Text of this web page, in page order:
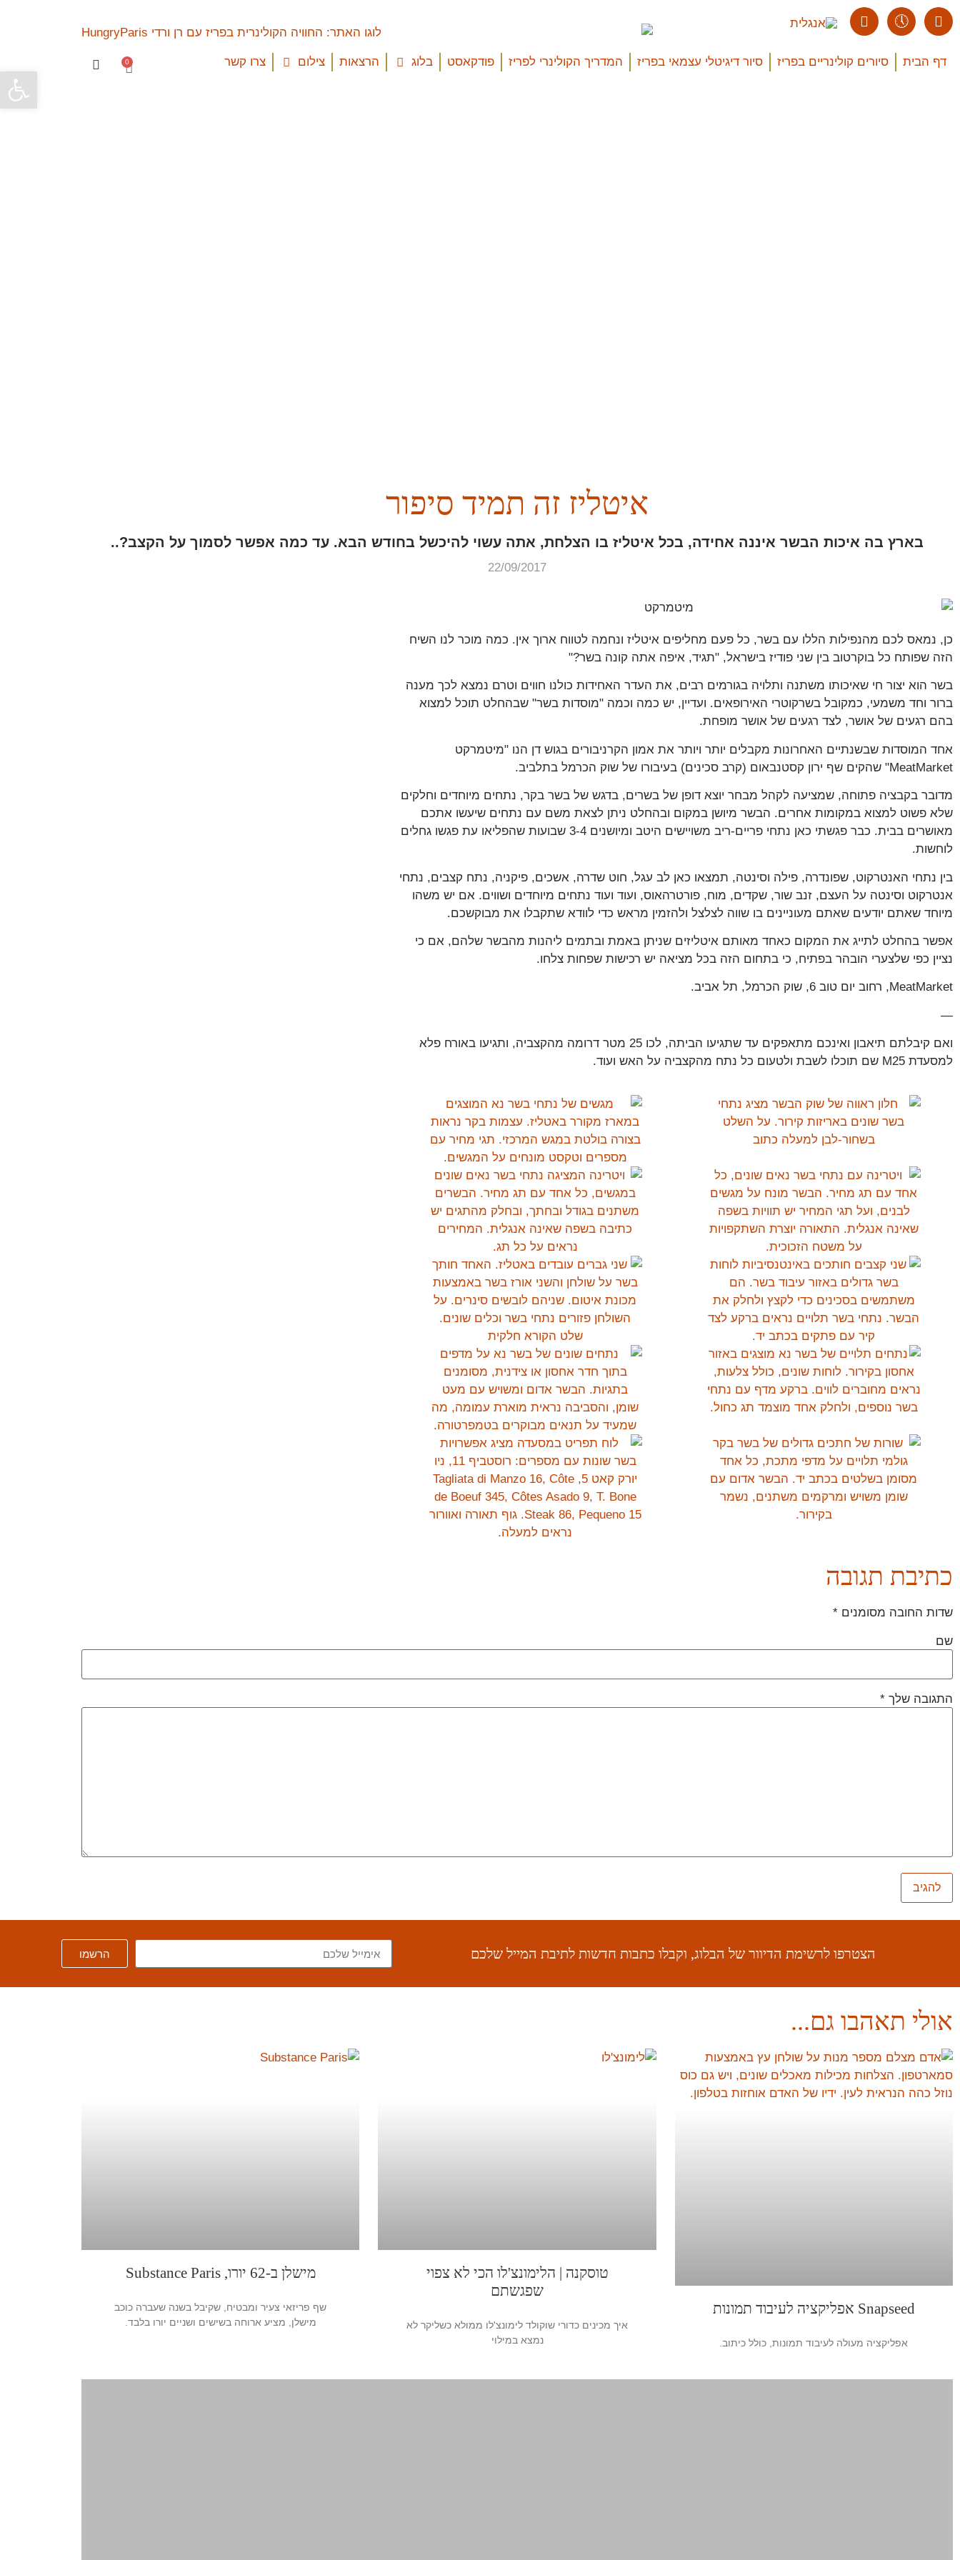
פתח
דף הבית סיורים קולינריים בפריז סיור דיגיטלי עצמאי בפריז המדריך הקולינרי לפריז פודקאסט בלוג הרצאות צילום צרו קשר 0
איטליז זה תמיד סיפור
בארץ בה איכות הבשר איננה אחידה, בכל איטליז בו הצלחת, אתה עשוי להיכשל בחודש הבא. עד כמה אפשר לסמוך על הקצב?..
22/09/2017
כן, נמאס לכם מהנפילות הללו עם בשר, כל פעם מחליפים איטליז ונחמה לטווח ארוך אין. כמה מוכר לנו השיח
הזה שפותח כל בוקרטוב בין שני פודיז בישראל, "תגיד, איפה אתה קונה בשר?"
בשר הוא יצור חי שאיכותו משתנה ותלויה בגורמים רבים, את העדר האחידות כולנו חווים וטרם נמצא לכך מענה
ברור וחד משמעי, כמקובל בשרקוטרי האירופאים. ועדיין, יש כמה וכמה "מוסדות בשר" שבהחלט תוכל למצוא
בהם רגעים של אושר, לצד רגעים של אושר מופחת.
אחד המוסדות שבשנתיים האחרונות מקבלים יותר ויותר את אמון הקרניבורים בגוש דן הנו "מיטמרקט
MeatMarket" שהקים שף ירון קסטנבאום (קרב סכינים) בעיבורו של שוק הכרמל בתלביב.
מדובר בקבציה פתוחה, שמציעה לקהל מבחר יוצא דופן של בשרים, בדגש של בשר בקר, נתחים מיוחדים וחלקים
שלא פשוט למצוא במקומות אחרים. הבשר מיושן במקום ובהחלט ניתן לצאת משם עם נתחים שיעשו אתכם
מאושרים בבית. כבר פגשתי כאן נתחי פריים-ריב משויישים היטב ומיושנים 3-4 שבועות שהפליאו עת פגשו גחלים
לוחשות.
בין נתחי האנטרקוט, שפונדרה, פילה וסינטה, תמצאו כאן לב עגל, חוט שדרה, אשכים, פיקניה, נתח קצבים, נתחי
אנטרקוט וסינטה על העצם, זנב שור, שקדים, מוח, פורטרהאוס, ועוד ועוד נתחים מיוחדים ושווים. אם יש משהו
מיוחד שאתם יודעים שאתם מעוניינים בו שווה לצלצל ולהזמין מראש כדי לוודא שתקבלו את מבוקשכם.
אפשר בהחלט לתייג את המקום כאחד מאותם איטליזים שניתן באמת ובתמים ליהנות מהבשר שלהם, אם כי
נציין כפי שלצערי הובהר בפתיח, כי בתחום הזה בכל מציאה יש רכישות שפחות צלחו.
MeatMarket, רחוב יום טוב 6, שוק הכרמל, תל אביב.
—
ואם קיבלתם תיאבון ואינכם מתאפקים עד שתגיעו הביתה, לכו 25 מטר דרומה מהקצביה, ותגיעו באורח פלא
למסעדת M25 שם תוכלו לשבת ולטעום כל נתח מהקצביה על האש ועוד.
כתיבת תגובה
שדות החובה מסומנים *
שם
התגובה שלך *
הצטרפו לרשימת הדיוור של הבלוג, וקבלו כתבות חדשות לתיבת המייל שלכם הרשמו
אולי תאהבו גם...
Snapseed אפליקציה לעיבוד תמונות
אפליקציה מעולה לעיבוד תמונות, כולל כיתוב.
טוסקנה | הלימונצ'לו הכי לא צפוי
שפגשתם
איך מכינים כדורי שוקולד לימונצ'לו ממולא כשליקר לא
נמצא במילוי
מישלן ב-62 יורו, Substance Paris
שף פריזאי צעיר ומבטיח, שקיבל בשנה שעברה כוכב
מישלן, מציע ארוחה בשישים ושניים יורו בלבד.